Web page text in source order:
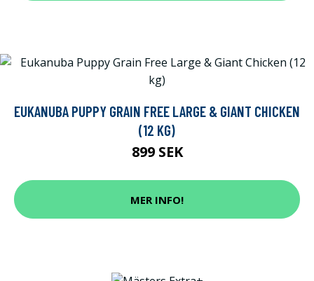
EUKANUBA PUPPY GRAIN FREE LARGE & GIANT CHICKEN
(12 KG)
899 SEK
MER INFO!